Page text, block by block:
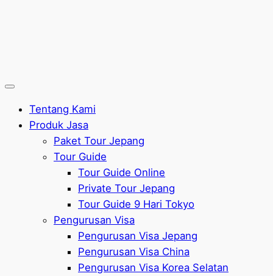
Tentang Kami
Produk Jasa
Paket Tour Jepang
Tour Guide
Tour Guide Online
Private Tour Jepang
Tour Guide 9 Hari Tokyo
Pengurusan Visa
Pengurusan Visa Jepang
Pengurusan Visa China
Pengurusan Visa Korea Selatan